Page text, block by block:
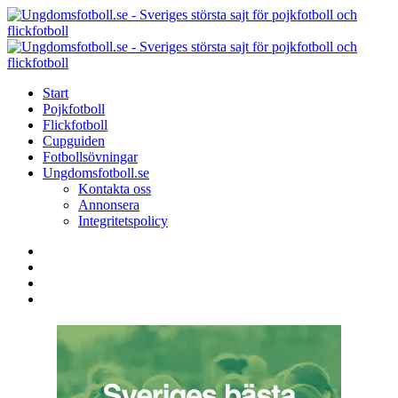
Menu
Search
Menu
Start
Pojkfotboll
Flickfotboll
Cupguiden
Fotbollsövningar
Ungdomsfotboll.se
Kontakta oss
Annonsera
Integritetspolicy